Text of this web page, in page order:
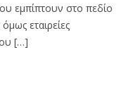
εμπίπτουν στο πεδίο
εταιρείες
[…]